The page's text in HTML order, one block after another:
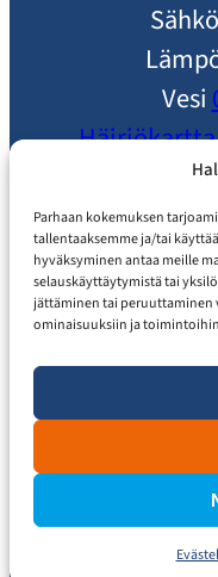
Parhaan kokemuksen
tallentaaksemme ja/tai
hyväksyminen antaa meille
selauskäyttäytymistä tai
jättäminen tai
ominaisuuksiin ja
Vesi
Häiriökartta
Ole
Usein